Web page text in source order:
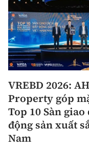
VREBD 2026:
Property góp
Top 10 Sàn
động sản xuất
Nam